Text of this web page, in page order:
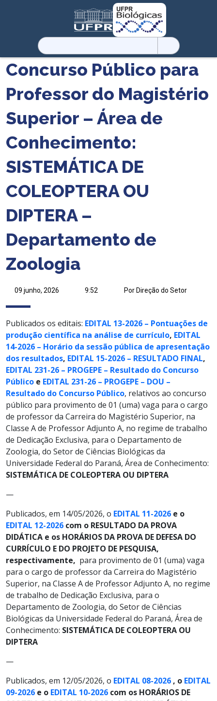
Pesquisar
por:
Concurso Público para
Professor do Magistério
Superior – Área de
Conhecimento:
SISTEMÁTICA DE
COLEOPTERA OU
DIPTERA –
Departamento de
Zoologia
09 junho, 2026 9:52 Por Direção do Setor
Publicados os editais: EDITAL 13-2026 – Pontuações de
produção científica na análise de currículo, EDITAL
14-2026 – Horário da sessão pública de apresentação
dos resultados, EDITAL 15-2026 – RESULTADO FINAL,
EDITAL 231-26 – PROGEPE – Resultado do Concurso
Público e EDITAL 231-26 – PROGEPE – DOU –
Resultado do Concurso Público, relativos ao concurso
público para provimento de 01 (uma) vaga para o cargo
de professor da Carreira do Magistério Superior, na
Classe A de Professor Adjunto A, no regime de trabalho
de Dedicação Exclusiva, para o Departamento de
Zoologia, do Setor de Ciências Biológicas da
Universidade Federal do Paraná, Área de Conhecimento:
SISTEMÁTICA DE COLEOPTERA OU DIPTERA
—
Publicados, em 14/05/2026, o EDITAL 11-2026 e o
EDITAL 12-2026 com o RESULTADO DA PROVA
DIDÁTICA e os HORÁRIOS DA PROVA DE DEFESA DO
CURRÍCULO E DO PROJETO DE PESQUISA,
respectivamente, para provimento de 01 (uma) vaga
para o cargo de professor da Carreira do Magistério
Superior, na Classe A de Professor Adjunto A, no regime
de trabalho de Dedicação Exclusiva, para o
Departamento de Zoologia, do Setor de Ciências
Biológicas da Universidade Federal do Paraná, Área de
Conhecimento: SISTEMÁTICA DE COLEOPTERA OU
DIPTERA
—
Publicados, em 12/05/2026, o EDITAL 08-2026 , o EDITAL
09-2026 e o EDITAL 10-2026 com os HORÁRIOS DE